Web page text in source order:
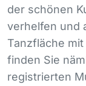
der schönen
verhelfen und
Tanzfläche
finden Sie
registrierten